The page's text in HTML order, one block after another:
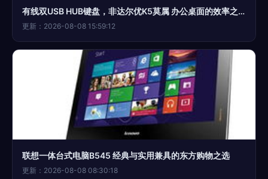
有线双USB HUB键盘，非达尔优K5莫属 办公桌面的效率之选
更新：2026-08-08 15:59:12
联想一体台式电脑B545 经典与实用兼具的东方购物之选
更新：2026-08-08 08:30:18